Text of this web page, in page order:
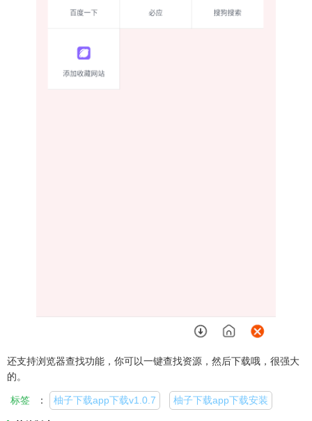
还支持浏览器查找功能，你可以一键查找资源，然后下载哦，很强大
的。
标签 ： 柚子下载app下载v1.0.7 柚子下载app下载安装